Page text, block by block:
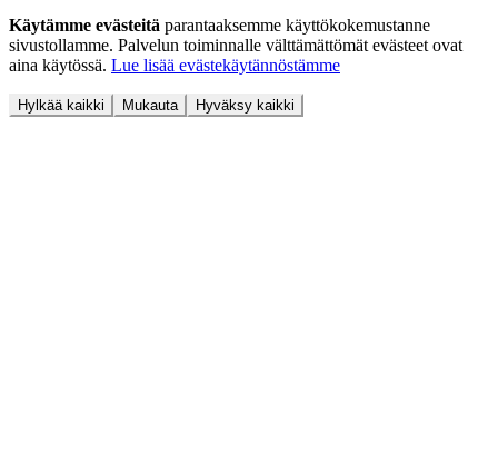
Käytämme evästeitä parantaaksemme käyttökokemustanne
sivustollamme. Palvelun toiminnalle välttämättömät evästeet ovat
aina käytössä. Lue lisää evästekäytännöstämme
Hylkää kaikki Mukauta Hyväksy kaikki